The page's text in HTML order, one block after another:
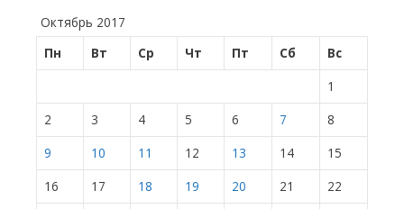
Октябрь 2017
Пн
Вт Ср Чт Пт Сб Вс
1
2
3 4 5 6 7
8
9
10 11 12 13 14
15
16
17 18 19 20 21
22